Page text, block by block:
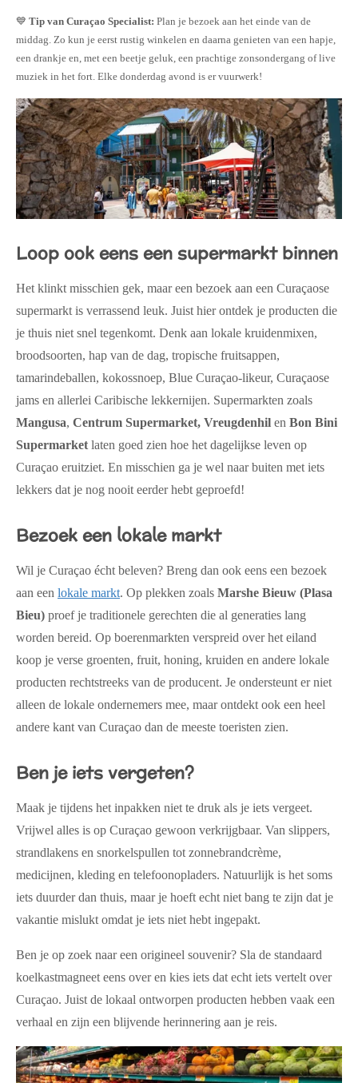
💙 Tip van Curaçao Specialist: Plan je bezoek aan het einde van de
middag. Zo kun je eerst rustig winkelen en daarna genieten van een hapje,
een drankje en, met een beetje geluk, een prachtige zonsondergang of live
muziek in het fort. Elke donderdag avond is er vuurwerk!
Loop ook eens een supermarkt binnen
Het klinkt misschien gek, maar een bezoek aan een Curaçaose
supermarkt is verrassend leuk. Juist hier ontdek je producten die
je thuis niet snel tegenkomt. Denk aan lokale kruidenmixen,
broodsoorten, hap van de dag, tropische fruitsappen,
tamarindeballen, kokossnoep, Blue Curaçao-likeur, Curaçaose
jams en allerlei Caribische lekkernijen. Supermarkten zoals
Mangusa, Centrum Supermarket, Vreugdenhil en Bon Bini
Supermarket laten goed zien hoe het dagelijkse leven op
Curaçao eruitziet. En misschien ga je wel naar buiten met iets
lekkers dat je nog nooit eerder hebt geproefd!
Bezoek een lokale markt
Wil je Curaçao écht beleven? Breng dan ook eens een bezoek
aan een lokale markt. Op plekken zoals Marshe Bieuw (Plasa
Bieu) proef je traditionele gerechten die al generaties lang
worden bereid. Op boerenmarkten verspreid over het eiland
koop je verse groenten, fruit, honing, kruiden en andere lokale
producten rechtstreeks van de producent. Je ondersteunt er niet
alleen de lokale ondernemers mee, maar ontdekt ook een heel
andere kant van Curaçao dan de meeste toeristen zien.
Ben je iets vergeten?
Maak je tijdens het inpakken niet te druk als je iets vergeet.
Vrijwel alles is op Curaçao gewoon verkrijgbaar. Van slippers,
strandlakens en snorkelspullen tot zonnebrandcrème,
medicijnen, kleding en telefoonopladers. Natuurlijk is het soms
iets duurder dan thuis, maar je hoeft echt niet bang te zijn dat je
vakantie mislukt omdat je iets niet hebt ingepakt.
Ben je op zoek naar een origineel souvenir? Sla de standaard
koelkastmagneet eens over en kies iets dat echt iets vertelt over
Curaçao. Juist de lokaal ontworpen producten hebben vaak een
verhaal en zijn een blijvende herinnering aan je reis.